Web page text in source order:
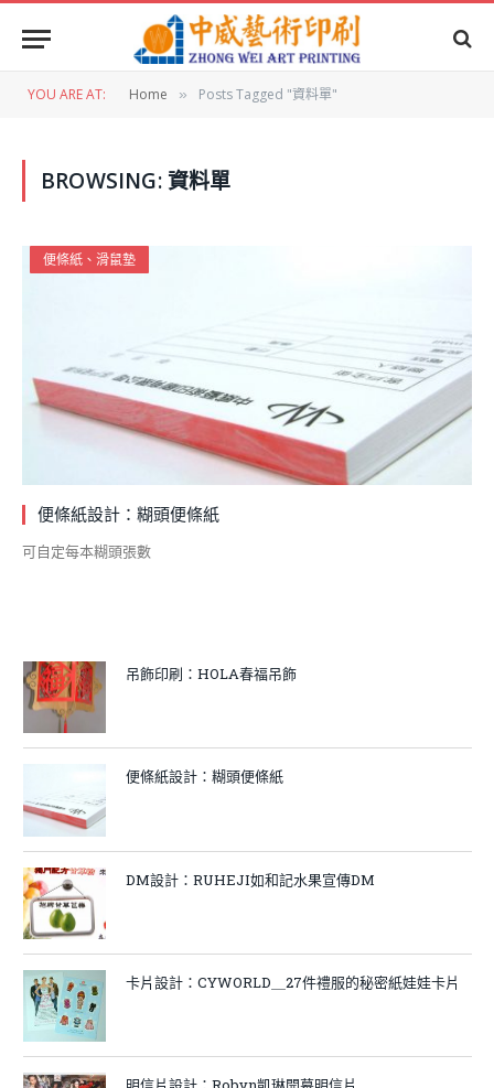
YOU ARE AT: Home » Posts Tagged "資料單"
BROWSING:資料單
便條紙、滑鼠墊
便條紙設計：糊頭便條紙
可自定每本糊頭張數
吊飾印刷：HOLA春福吊飾
便條紙設計：糊頭便條紙
DM設計：RUHEJI如和記水果宣傳DM
卡片設計：CYWORLD＿27件禮服的秘密紙娃娃卡片